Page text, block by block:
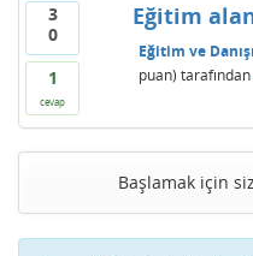
3
0
1
cevap
Eğitim
Eğitim ve
puan) tarafından
Başlamak için